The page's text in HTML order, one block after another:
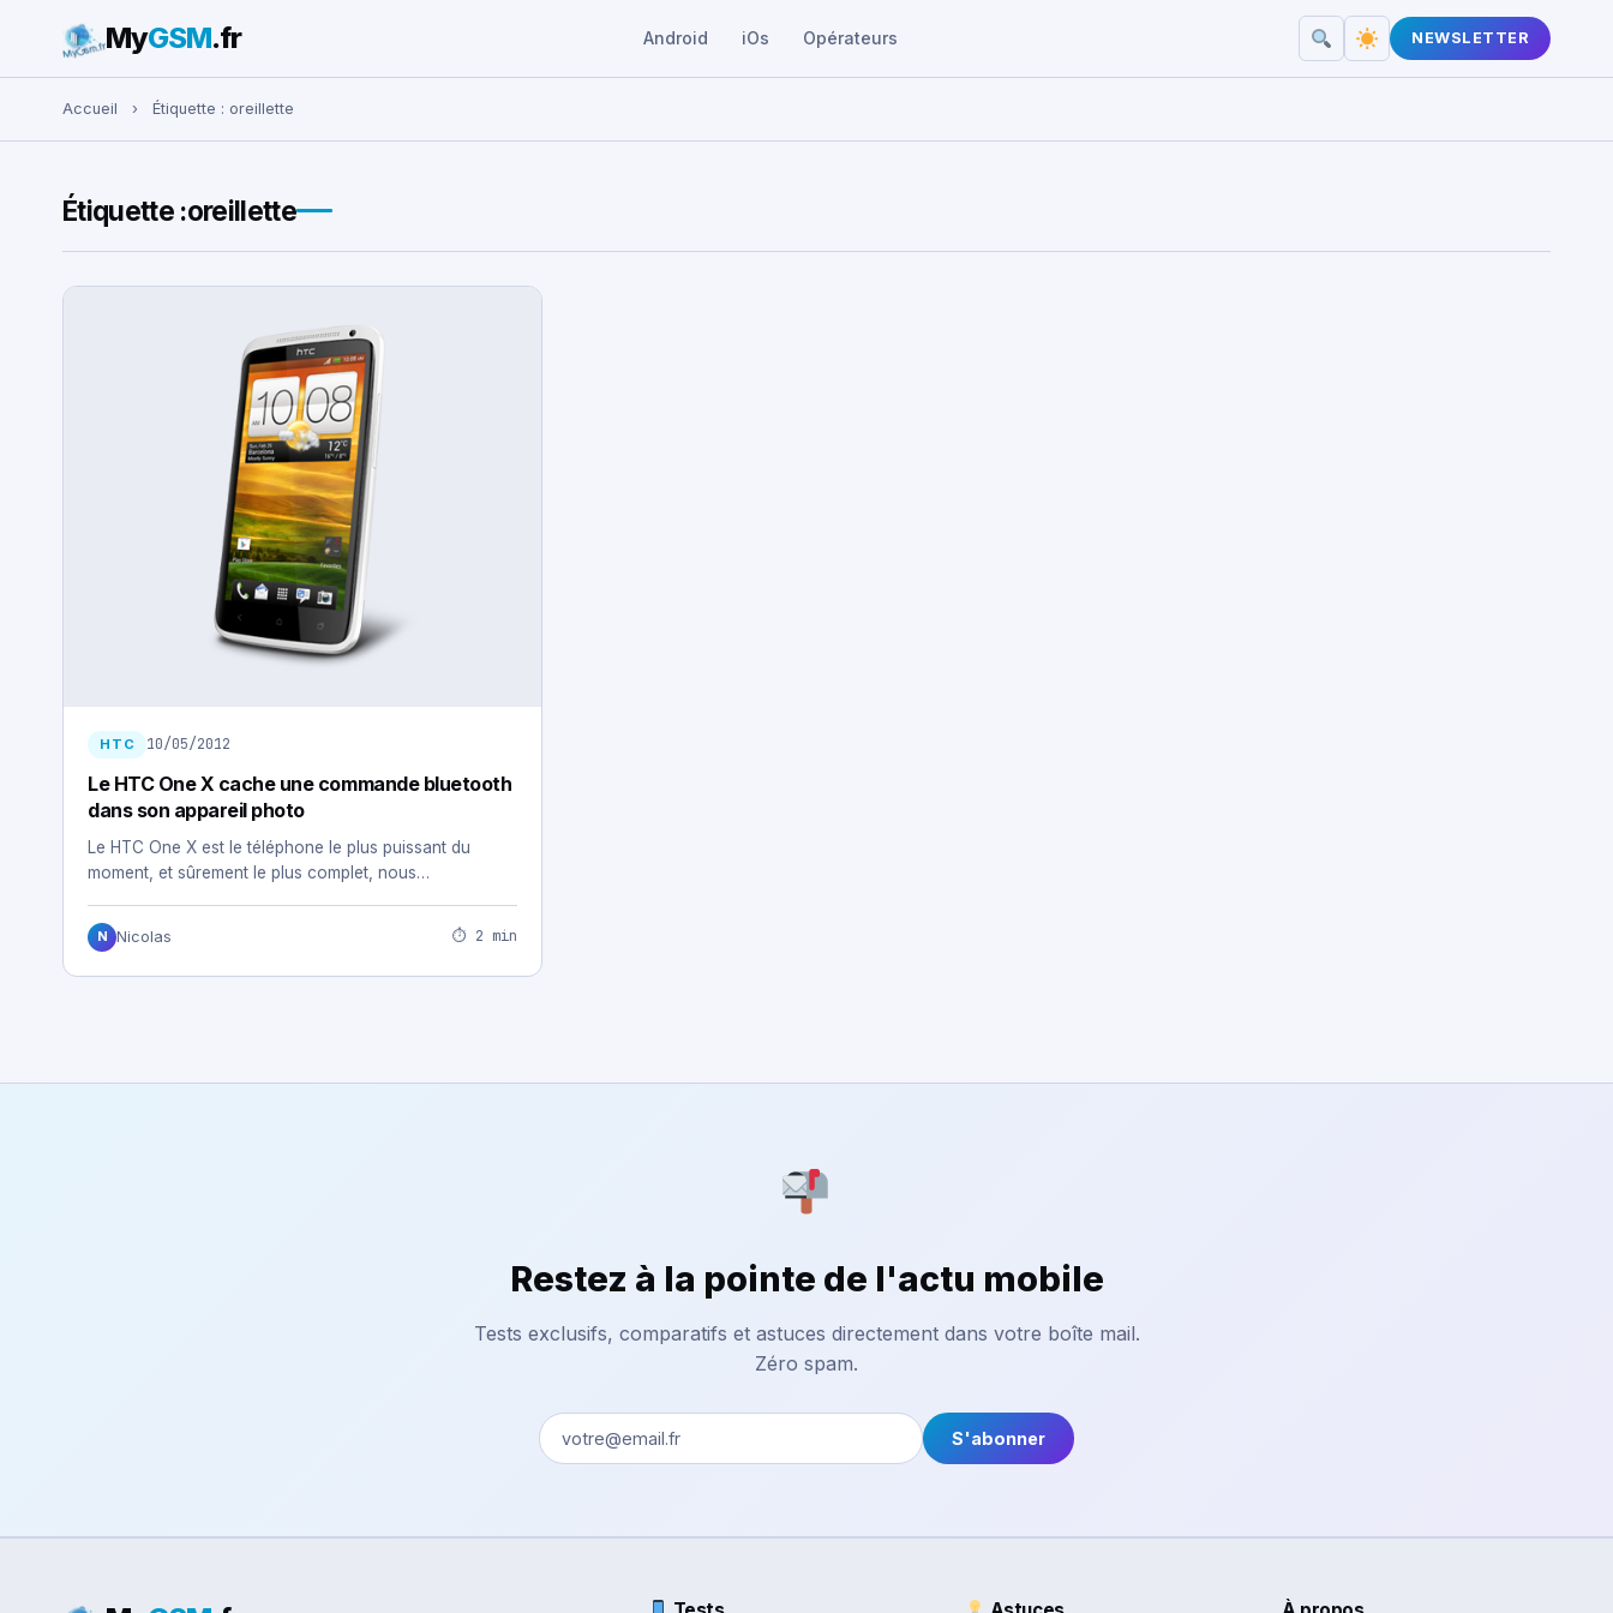
Rechercher :
MyGSM.fr Android iOs Opérateurs NEWSLETTER
Accueil › Étiquette : oreillette
Étiquette :oreillette
HTC 10/05/2012
Le HTC One X cache une commande bluetooth
dans son appareil photo
Le HTC One X est le téléphone le plus puissant du
moment, et sûrement le plus complet, nous…
N Nicolas ⏱ 2 min
Restez à la pointe de l'actu mobile
Tests exclusifs, comparatifs et astuces directement dans votre boîte mail.
Zéro spam.
S'abonner